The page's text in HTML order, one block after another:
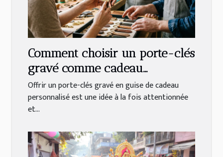
Comment choisir un porte-clés
gravé comme cadeau
personnalisé ?
Offrir un porte-clés gravé en guise de cadeau
personnalisé est une idée à la fois attentionnée
et...